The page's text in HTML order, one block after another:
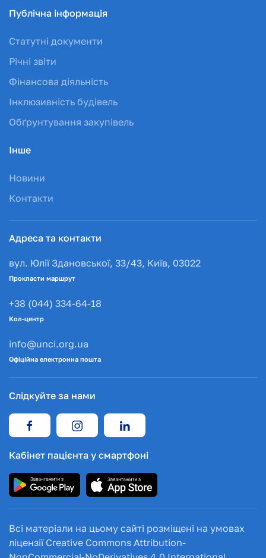
Публічна інформація
Статутні документи
Річні звіти
Фінансова діяльність
Інклюзивність будівель
Обґрунтування закупівель
Інше
Новини
Контакти
Адреса та контакти
вул. Юлії Здановської, 33/43, Київ, 03022
Прокласти маршрут
+38 (044) 334-64-18
Кол-центр
info@unci.org.ua
Офіційна електронна пошта
Слідкуйте за нами
Кабінет пацієнта у смартфоні
Всі матеріали на цьому сайті розміщені на умовах
ліцензії Creative Commons Attribution-